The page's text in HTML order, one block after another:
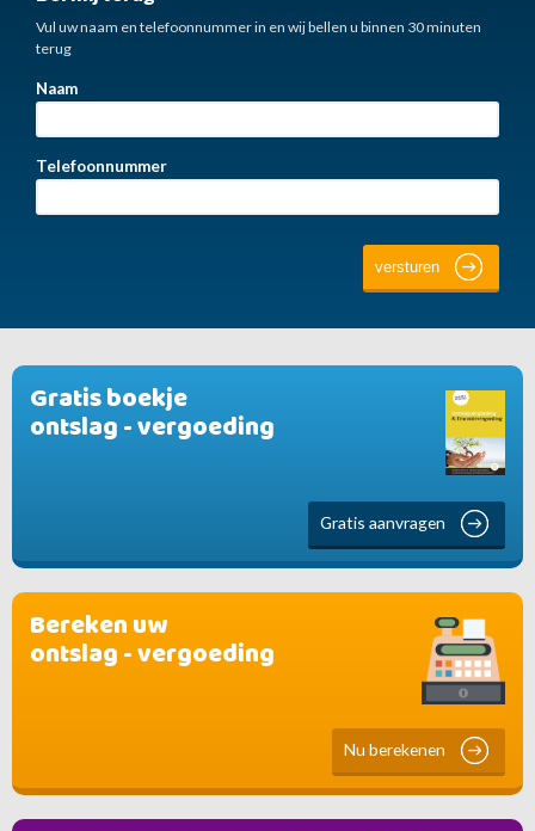
Gratis boekje
ontslag - vergoeding
Gratis aanvragen
Bereken uw
ontslag - vergoeding
Nu berekenen
Vul uw naam en telefoonnummer in en wij bellen u binnen 30 minuten
terug
Naam
Telefoonnummer